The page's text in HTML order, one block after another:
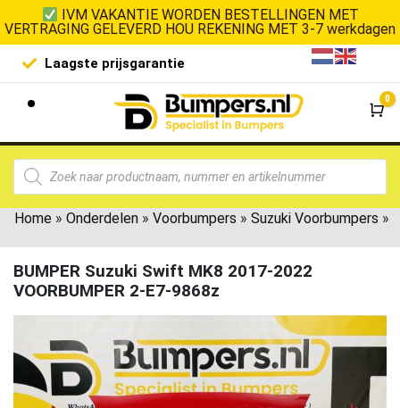
IVM VAKANTIE WORDEN BESTELLINGEN MET
VERTRAGING GELEVERD HOU REKENING MET 3-7 werkdagen
Laagste prijsgarantie De
0
Home » Onderdelen » Voorbumpers » Suzuki Voorbumpers »
BUMPER Suzuki Swift MK8 2017-2022
VOORBUMPER 2-E7-9868z